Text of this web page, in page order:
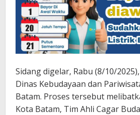
Sidang digelar, Rabu (8/10/
Dinas Kebudayaan dan
Batam. Proses tersebut
Kota Batam, Tim Ahli Cagar